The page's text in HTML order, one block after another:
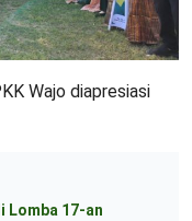
Wajo diapresiasi
Lomba 17-an